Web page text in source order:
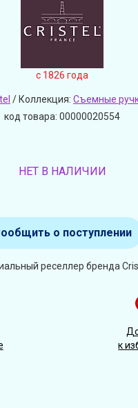
c 1826 года
/ Коллекция: Съемные
код товара: 00000020554
НЕТ В НАЛИЧИИ
о поступлении
реселлер бренда
к